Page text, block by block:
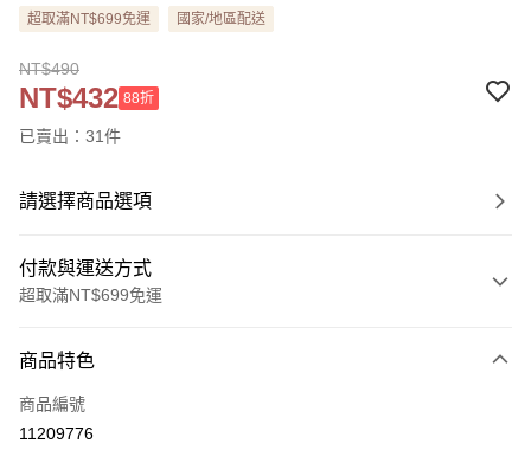
超取滿NT$699免運 國家/地區配送
NT$490
NT$432 88折
已賣出：31件
請選擇商品選項
付款與運送方式
超取滿NT$699免運
信用卡一次付款
超商取貨付款
商品特色
商品編號
11209776